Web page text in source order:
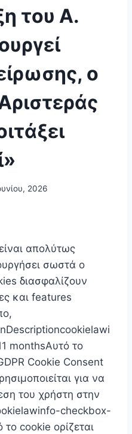
του Α.
ο
2026
απoλύτως
σωστά ο
διασφαλίζουν
και features
monthsΑυτό το
Cookie Consent
για να
του χρήστη στην
checkbox-
cookie ορίζεται